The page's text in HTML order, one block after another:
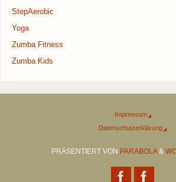
StepAerobic
Yoga
Zumba Fitness
Zumba Kids
Impressum
Datenschutzerklärung
PRÄSENTIERT VON PARABOLA&